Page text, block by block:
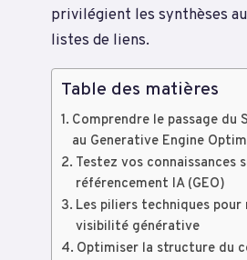
privilégient les synthèses
listes de liens.
Table des matières
Comprendre le passage du
au Generative Engine
Testez vos connaissances
référencement IA (GEO)
Les piliers techniques pour
visibilité générative
Optimiser la structure du